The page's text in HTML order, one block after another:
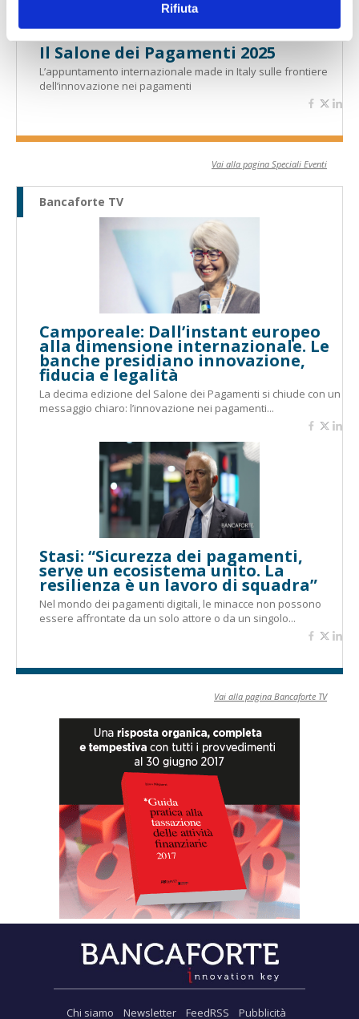
Rifiuta
Il Salone dei Pagamenti 2025
L’appuntamento internazionale made in Italy sulle frontiere
dell’innovazione nei pagamenti
Vai alla pagina Speciali Eventi
Bancaforte TV
Camporeale: Dall’instant europeo
alla dimensione internazionale. Le
banche presidiano innovazione,
fiducia e legalità
La decima edizione del Salone dei Pagamenti si chiude con un
messaggio chiaro: l’innovazione nei pagamenti...
Stasi: “Sicurezza dei pagamenti,
serve un ecosistema unito. La
resilienza è un lavoro di squadra”
Nel mondo dei pagamenti digitali, le minacce non possono
essere affrontate da un solo attore o da un singolo...
Vai alla pagina Bancaforte TV
Chi siamo Newsletter FeedRSS Pubblicità